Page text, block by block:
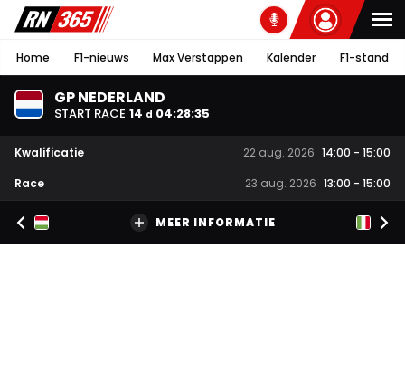
Home F1-nieuws Max Verstappen Kalender F1-stand
GP NEDERLAND
START RACE 14 d 04:28:35
Kwalificatie 22 aug. 2026 14:00 - 15:00
Race
23 aug. 2026 13:00 - 15:00
MEER INFORMATIE